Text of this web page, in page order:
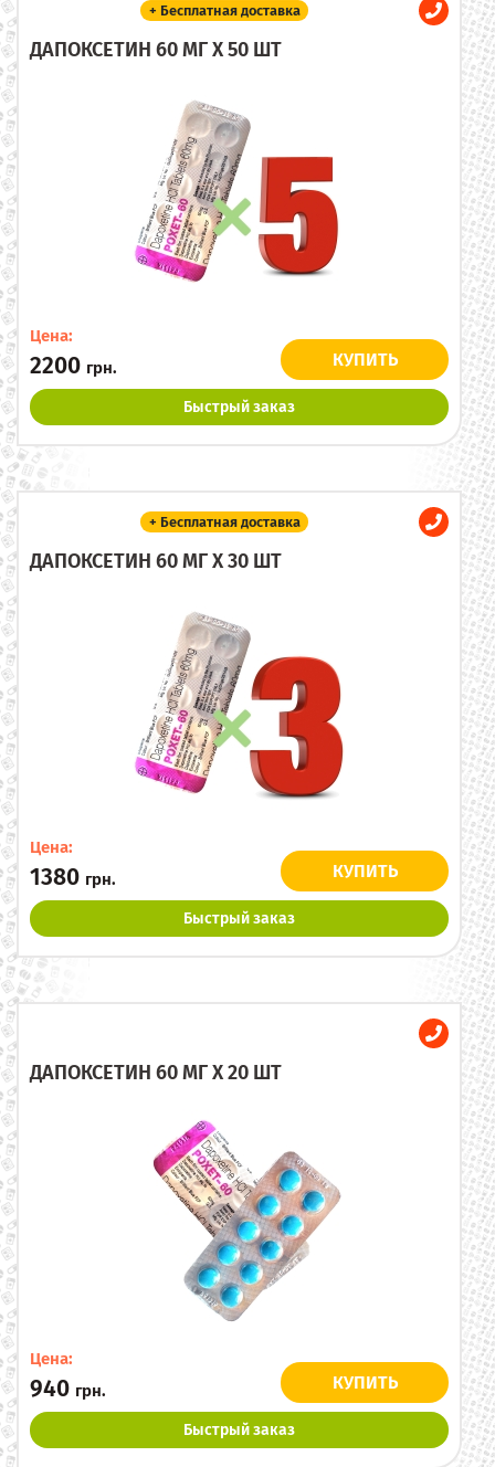
+ Бесплатная доставка
ДАПОКСЕТИН 60 МГ X 50 ШТ
Цена:
2200 грн. КУПИТЬ
Быстрый заказ
+ Бесплатная доставка
ДАПОКСЕТИН 60 МГ X 30 ШТ
Цена:
1380 грн. КУПИТЬ
Быстрый заказ
ДАПОКСЕТИН 60 МГ X 20 ШТ
Цена:
940 грн. КУПИТЬ
Быстрый заказ